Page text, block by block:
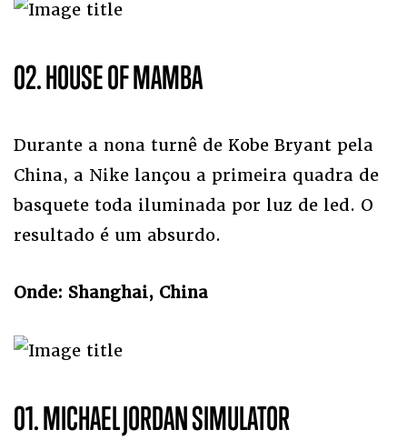
02. HOUSE OF MAMBA
Durante a nona turnê de Kobe Bryant pela
China, a Nike lançou a primeira quadra de
basquete toda iluminada por luz de led. O
resultado é um absurdo.
Onde: Shanghai, China
01. MICHAEL JORDAN SIMULATOR